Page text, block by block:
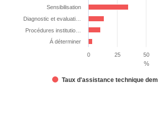
%
Taux d'assistance technique
Sensibilisation
Diagnostic et evaluati…
Procédures institutio…
Á déterminer
0 25 50